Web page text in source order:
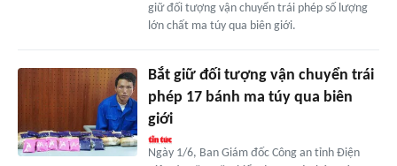
giữ đối tượng vận chuyển trái phép số lượng
lớn chất ma túy qua biên giới.
Bắt giữ đối tượng vận chuyển trái
phép 17 bánh ma túy qua biên
giới
Ngày 1/6, Ban Giám đốc Công an tỉnh Điện